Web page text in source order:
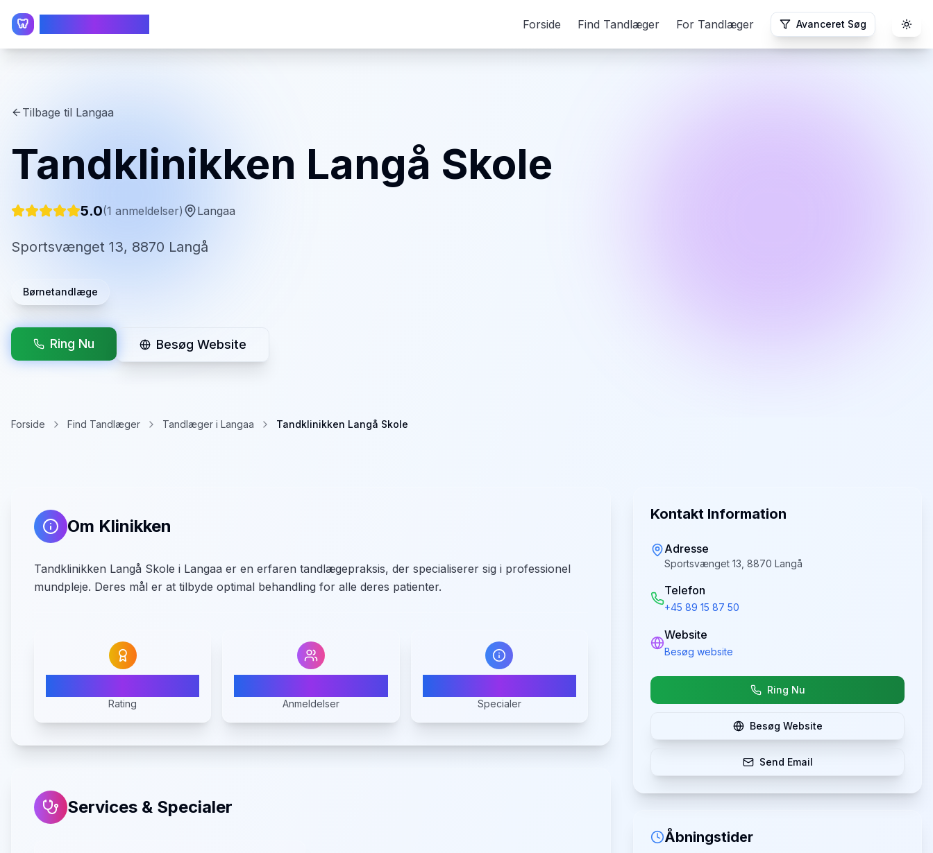
🦷 Forside Find Tandlæger For Tandlæger Avanceret Søg
Tilbage til Langaa
Tandklinikken Langå Skole
5.0(1 anmeldelser) Langaa
Sportsvænget 13, 8870 Langå
Børnetandlæge
Ring Nu Besøg Website
Forside Find Tandlæger Tandlæger i Langaa Tandklinikken Langå Skole
Om Klinikken
Tandklinikken Langå Skole i Langaa er en erfaren tandlægepraksis, der specialiserer sig i professionel
mundpleje. Deres mål er at tilbyde optimal behandling for alle deres patienter.
Rating Anmeldelser Specialer
Services & Specialer
Kontakt Information
Adresse
Sportsvænget 13, 8870 Langå
Telefon
+45 89 15 87 50
Website
Besøg website
Ring Nu
Besøg Website
Send Email
Åbningstider